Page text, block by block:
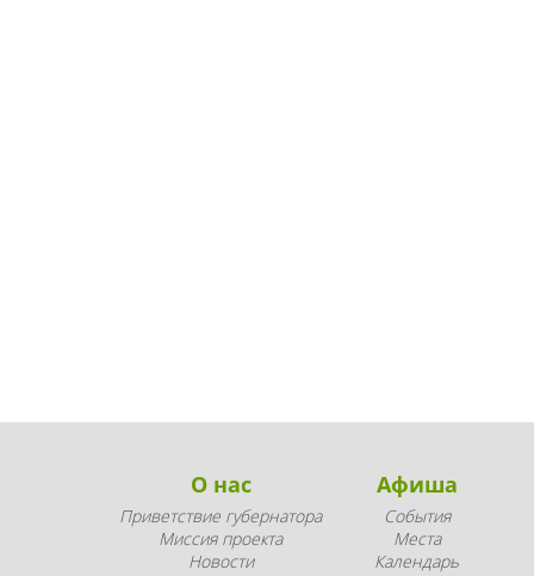
О нас
Приветствие губернатора
Миссия проекта
Новости
Афиша
События
Места
Календарь